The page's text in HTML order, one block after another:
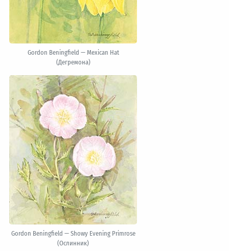
Gordon Beningfield — Mexican Hat
(Дегремона)
Gordon Beningfield — Showy Evening Primrose
(Ослинник)